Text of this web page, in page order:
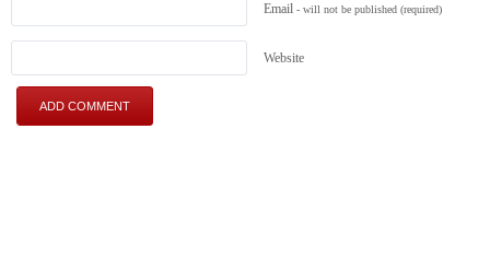
Email - will not be published (required)
Website